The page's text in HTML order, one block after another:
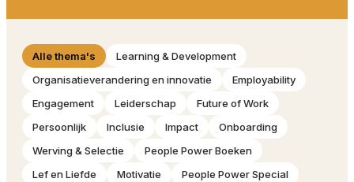
Alle thema's
Learning & Development
Organisatieverandering en innovatie
Employability
Engagement
Leiderschap
Future of Work
Persoonlijk
Inclusie Impact
Onboarding
Werving & Selectie
People Power Boeken
Lef en Liefde
Motivatie
People Power Special